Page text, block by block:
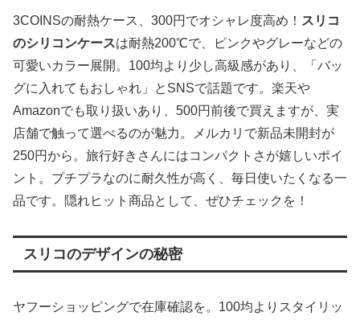
3COINSの耐熱ケース、300円でオシャレ度高め！ スリコ
のシリコンケースは耐熱200℃で、ピンクやグレーなどの
可愛いカラー展開。100均より少し高級感があり、「バッ
グに入れてもおしゃれ」とSNSで話題です。楽天や
Amazonでも取り扱いあり、500円前後で買えますが、実
店舗で触って選べるのが魅力。メルカリで新品未開封が
250円から。旅行好きさんにはコンパクトさが嬉しいポイ
ント。プチプラなのに耐久性が高く、毎日使いたくなる一
品です。隠れヒット商品として、ぜひチェックを！
スリコのデザインの秘密
ヤフーショッピングで在庫確認を。100均よりスタイリッ